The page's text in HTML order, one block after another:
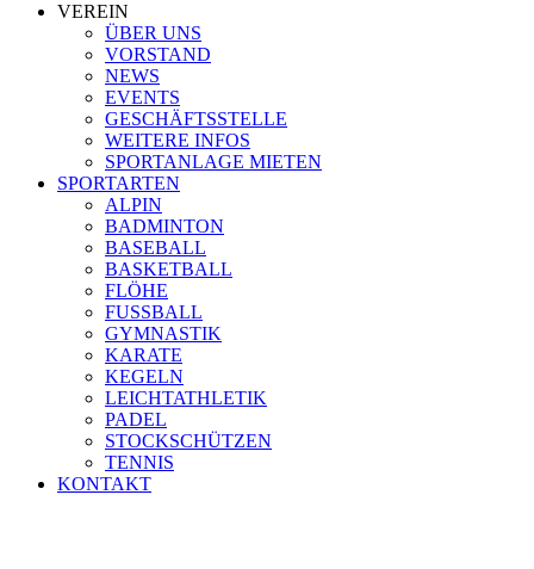
VEREIN
ÜBER UNS
VORSTAND
NEWS
EVENTS
GESCHÄFTSSTELLE
WEITERE INFOS
SPORTANLAGE MIETEN
SPORTARTEN
ALPIN
BADMINTON
BASEBALL
BASKETBALL
FLÖHE
FUSSBALL
GYMNASTIK
KARATE
KEGELN
LEICHTATHLETIK
PADEL
STOCKSCHÜTZEN
TENNIS
KONTAKT